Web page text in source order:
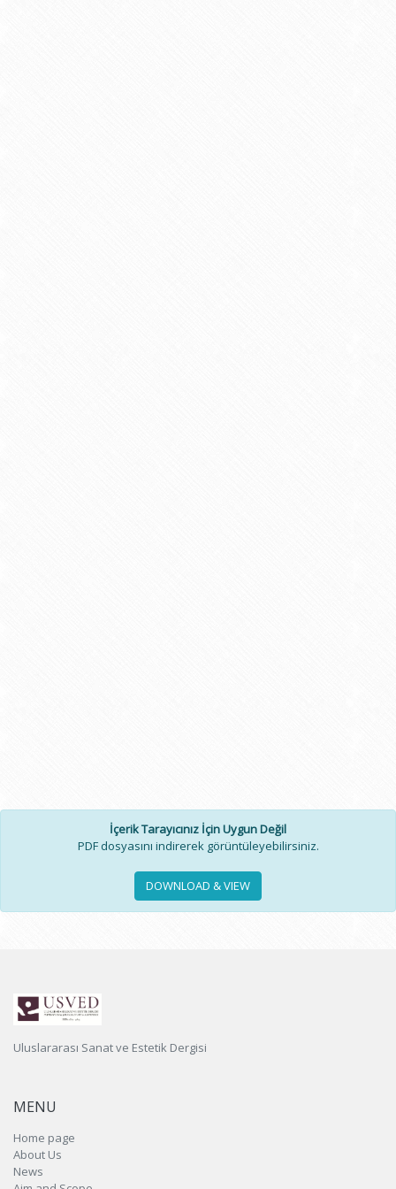
İçerik Tarayıcınız İçin Uygun Değil
PDF dosyasını indirerek görüntüleyebilirsiniz.
DOWNLOAD & VIEW
Uluslararası Sanat ve Estetik Dergisi
MENU
Home page
About Us
News